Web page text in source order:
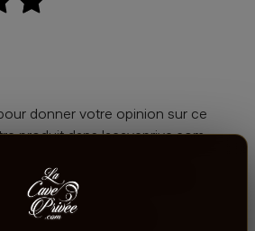
donner votre opinion sur ce
produit dans lacaveprive.com
soumettez doivent respecter
de la CAVE